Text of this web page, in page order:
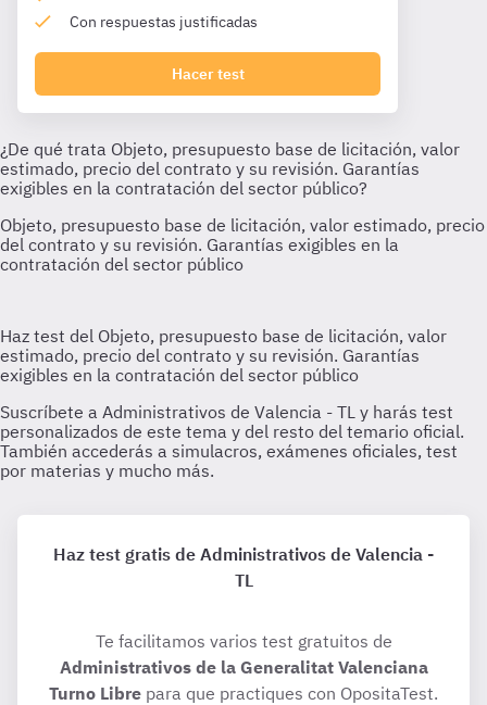
Con respuestas justificadas
Hacer test
Haz test gratis de Administrativos de Valencia -
TL
Te facilitamos varios test gratuitos de
Administrativos de la Generalitat Valenciana
Turno Libre para que practiques con OpositaTest.